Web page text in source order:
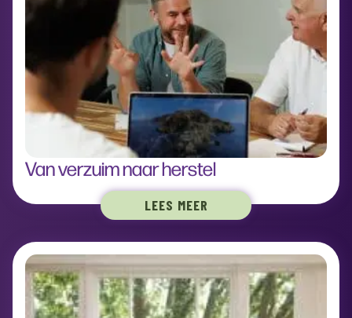
Van verzuim naar herstel
LEES MEER